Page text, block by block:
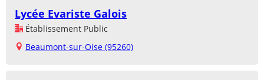
Lycée Evariste Galois
Établissement Public
Beaumont-sur-Oise (95260)